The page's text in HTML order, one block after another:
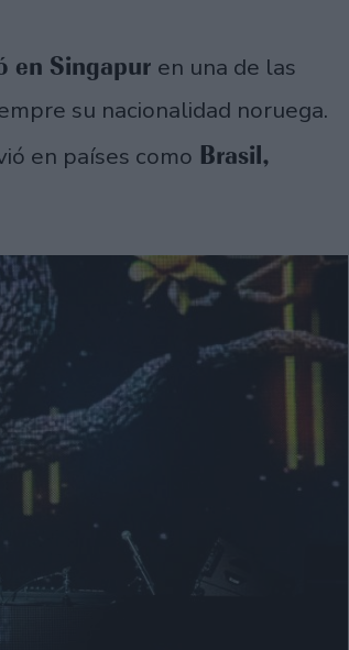
en Singapur en una de las
su nacionalidad noruega.
en países como Brasil,